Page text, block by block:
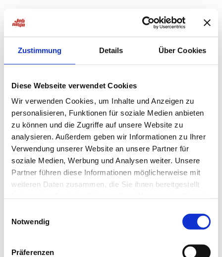
Zustimmung Details Über Cookies
Diese Webseite verwendet Cookies
Wir verwenden Cookies, um Inhalte und Anzeigen zu
personalisieren, Funktionen für soziale Medien anbieten
zu können und die Zugriffe auf unsere Website zu
analysieren. Außerdem geben wir Informationen zu Ihrer
Verwendung unserer Website an unsere Partner für
soziale Medien, Werbung und Analysen weiter. Unsere
Partner führen diese Informationen möglicherweise mit
weiteren Daten zusammen, die Sie ihnen bereitgestellt
Notwendig
Präferenzen
loadingjobninja.com
for more